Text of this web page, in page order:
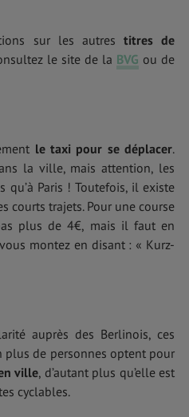
sur les autres titres de
le site de la BVG ou de
le taxi pour se déplacer.
la ville, mais attention, les
qu’à Paris ! Toutefois, il existe
courts trajets. Pour une course
plus de 4€, mais il faut en
montez en disant : « Kurz-
auprès des Berlinois, ces
plus de personnes optent pour
ville, d’autant plus qu’elle est
cyclables.